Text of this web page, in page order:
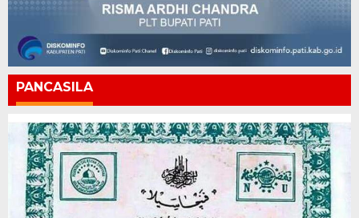
PANCASILA